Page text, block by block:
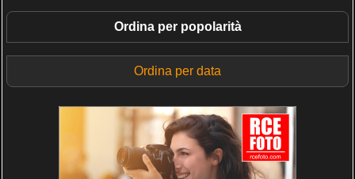
Ordina per popolarità
Ordina per data